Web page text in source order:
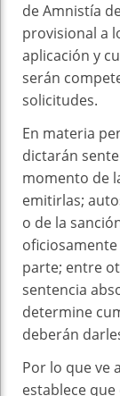
de Amnistía
provisional a
aplicación y
serán
solicitudes.
En materia
dictarán
momento de
emitirlas;
o de la
parte; entre
sentencia
determine
deberán
Por lo que ve
establece